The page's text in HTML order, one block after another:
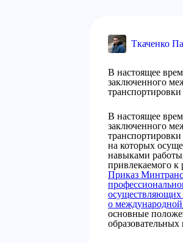
Ткаченко
В настоящее
заключенного
В настоящее
заключенного
на которых
навыками
привлекаемого к
Приказ
осуществляющих
о
основные